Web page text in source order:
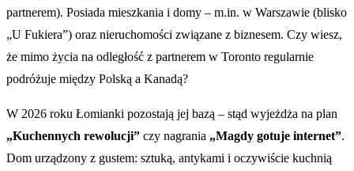
partnerem). Posiada mieszkania i domy – m.in. w Warszawie (blisko
„U Fukiera”) oraz nieruchomości związane z biznesem. Czy wiesz,
że mimo życia na odległość z partnerem w Toronto regularnie
podróżuje między Polską a Kanadą?
W 2026 roku Łomianki pozostają jej bazą – stąd wyjeżdża na plan
„Kuchennych rewolucji” czy nagrania „Magdy gotuje internet”.
Dom urządzony z gustem: sztuką, antykami i oczywiście kuchnią